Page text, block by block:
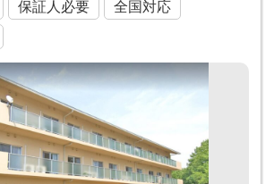
保証人必要
全国対応